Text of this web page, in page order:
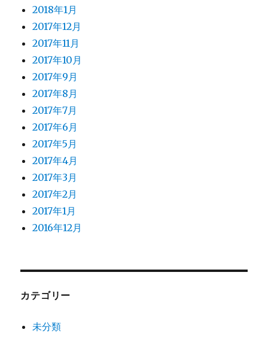
2018年1月
2017年12月
2017年11月
2017年10月
2017年9月
2017年8月
2017年7月
2017年6月
2017年5月
2017年4月
2017年3月
2017年2月
2017年1月
2016年12月
カテゴリー
未分類